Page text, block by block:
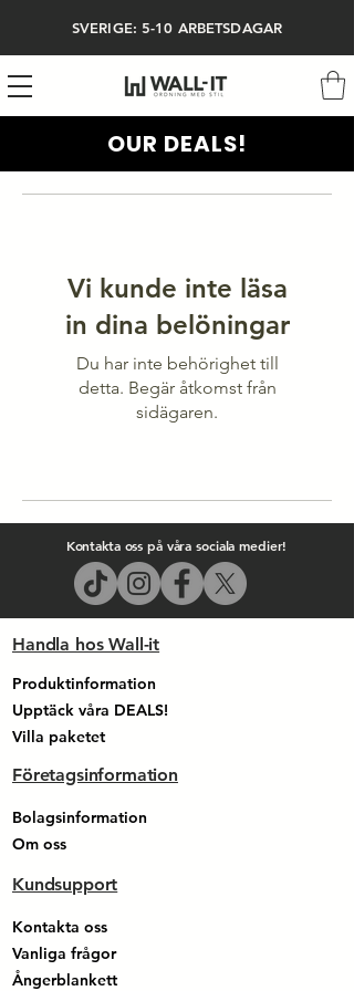
SVERIGE: 5-10 ARBETSDAGAR
OUR DEALS!
Vi kunde inte läsa
in dina belöningar
Du har inte behörighet till
detta. Begär åtkomst från
sidägaren.
Kontakta oss på våra sociala medier!
Handla hos Wall-it
Produktinformation
Upptäck våra DEALS!
Villa paketet​​​
Företagsinformation
Bolagsinformation
Om oss
Kundsupport
Kontakta oss
Vanliga frågor
Ångerblankett